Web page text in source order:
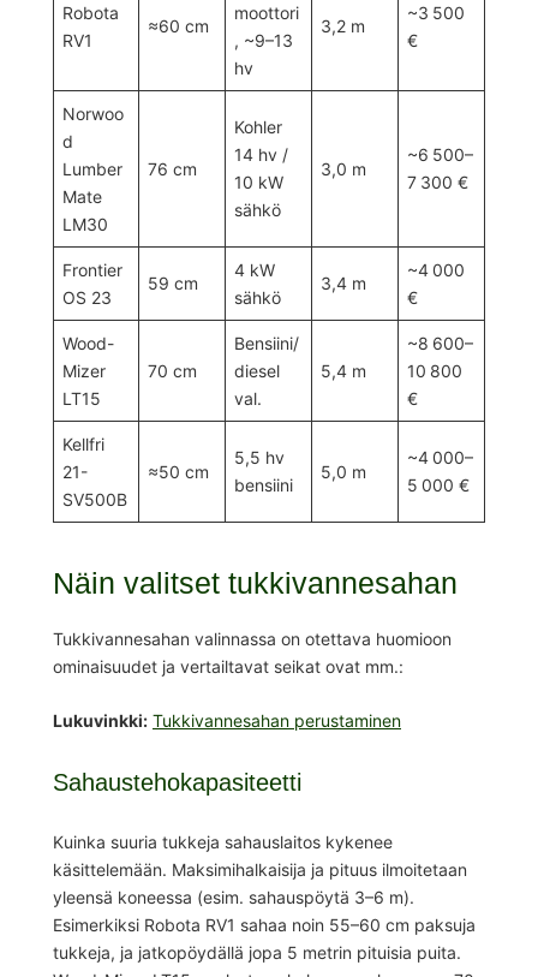
Robota
RV1
≈60 cm
moottori
, ~9–13
hv
3,2 m
~3 500
€
Norwoo
d
Lumber
Mate
LM30
76 cm
Kohler
14 hv /
10 kW
sähkö
3,0 m
~6 500–
7 300 €
Frontier
OS 23
59 cm
4 kW
sähkö
3,4 m
~4 000
€
Wood-
Mizer
LT15
70 cm
Bensiini/
diesel
val.
5,4 m
~8 600–
10 800
€
Kellfri
21-
SV500B
≈50 cm
5,5 hv
bensiini
5,0 m
~4 000–
5 000 €
Näin valitset tukkivannesahan
Tukkivannesahan valinnassa on otettava huomioon
ominaisuudet ja vertailtavat seikat ovat mm.:
Lukuvinkki: Tukkivannesahan perustaminen
Sahaustehokapasiteetti
Kuinka suuria tukkeja sahauslaitos kykenee
käsittelemään. Maksimihalkaisija ja pituus ilmoitetaan
yleensä koneessa (esim. sahauspöytä 3–6 m).
Esimerkiksi Robota RV1 sahaa noin 55–60 cm paksuja
tukkeja, ja jatkopöydällä jopa 5 metrin pituisia puita.